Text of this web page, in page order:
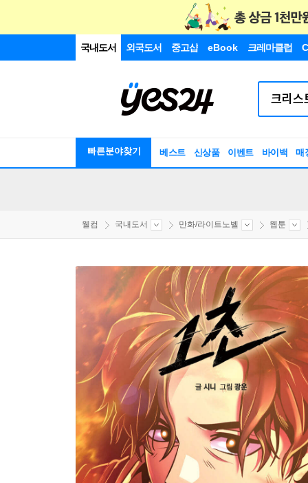
국내도서 외국도서 중고샵 eBook 크레마클럽
빠른분야찾기 베스트 신상품 이벤트 바이백 매
웰컴 국내도서 만화/라이트노벨 웹툰